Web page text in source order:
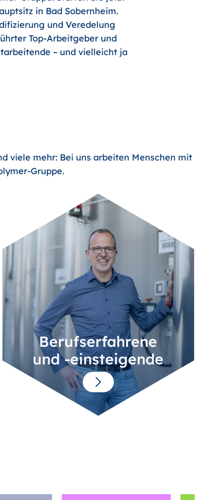
in Bad Sobernheim.
und Veredelung
Top-Arbeitgeber und
– und vielleicht ja
viele mehr: Bei uns arbeiten Menschen mit
Gruppe.
Berufserfahrene
und -einsteigende